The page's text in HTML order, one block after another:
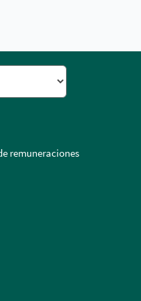
remuneraciones